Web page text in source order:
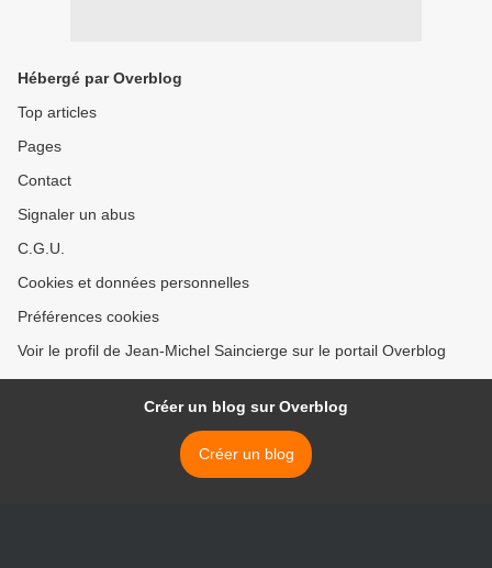
Hébergé par Overblog
Top articles
Pages
Contact
Signaler un abus
C.G.U.
Cookies et données personnelles
Préférences cookies
Voir le profil de Jean-Michel Saincierge sur le portail Overblog
Créer un blog sur Overblog
Créer un blog